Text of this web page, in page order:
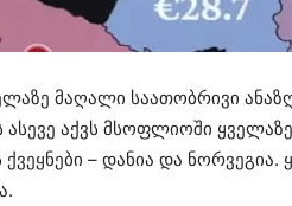
მაღალი საათობრივი
ასევე აქვს მსოფლიოში
ქვეყნები – დანია და